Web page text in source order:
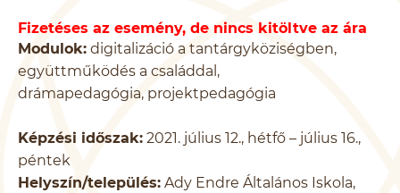
Fizetéses az esemény, de nincs kitöltve az ára
Modulok: digitalizáció a tantárgyköziségben,
együttműködés a családdal,
drámapedagógia, projektpedagógia
Képzési időszak: 2021. július 12., hétfő – július 16.,
péntek
Helyszín/település: Ady Endre Általános Iskola,